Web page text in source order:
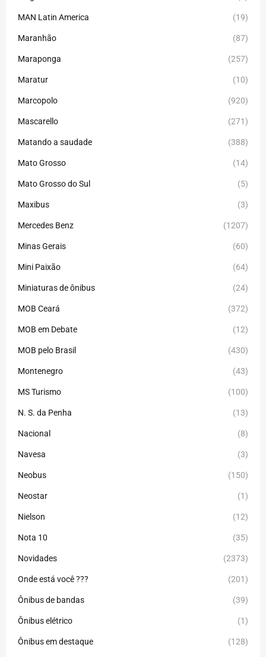
MAN Latin America (19)
Maranhão (87)
Maraponga (257)
Maratur (10)
Marcopolo (920)
Mascarello (271)
Matando a saudade (388)
Mato Grosso (14)
Mato Grosso do Sul (5)
Maxibus (3)
Mercedes Benz (1207)
Minas Gerais (60)
Mini Paixão (64)
Miniaturas de ônibus (24)
MOB Ceará (372)
MOB em Debate (12)
MOB pelo Brasil (430)
Montenegro (43)
MS Turismo (100)
N. S. da Penha (13)
Nacional (8)
Navesa (3)
Neobus (150)
Neostar (1)
Nielson (12)
Nota 10 (35)
Novidades (2373)
Onde está você ??? (201)
Ônibus de bandas (39)
Ônibus elétrico (1)
Ônibus em destaque (128)